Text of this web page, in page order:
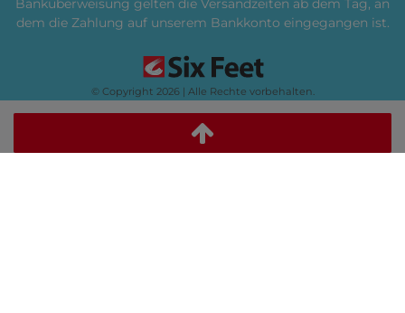
Banküberweisung gelten die Versandzeiten ab dem Tag, an
dem die Zahlung auf unserem Bankkonto eingegangen ist.
© Copyright 2026 | Alle Rechte vorbehalten.